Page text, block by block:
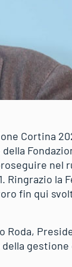
Cortina
nel
Ringrazio la
fin qui
Roda,